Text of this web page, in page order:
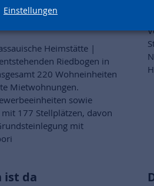
Heimstätte |
Riedbogen in
220 Wohneinheiten
Mietwohnungen.
sowie
177 Stellplätzen, davon
mit
ist da
Einstellungen